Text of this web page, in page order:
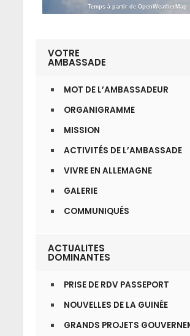
Temps à partir de OpenWeatherMap
VOTRE
AMBASSADE
MOT DE L’AMBASSADEUR
ORGANIGRAMME
MISSION
ACTIVITÉS DE L’AMBASSADE
VIVRE EN ALLEMAGNE
GALERIE
COMMUNIQUÉS
ACTUALITES
DOMINANTES
PRISE DE RDV PASSEPORT
NOUVELLES DE LA GUINÉE
GRANDS PROJETS